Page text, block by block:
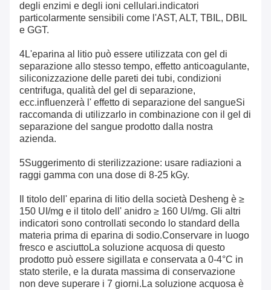
degli enzimi e degli ioni cellulari.indicatori
particolarmente sensibili come l'AST, ALT, TBIL, DBIL
e GGT.
4L'eparina al litio può essere utilizzata con gel di
separazione allo stesso tempo, effetto anticoagulante,
siliconizzazione delle pareti dei tubi, condizioni
centrifuga, qualità del gel di separazione,
ecc.influenzerà l' effetto di separazione del sangueSi
raccomanda di utilizzarlo in combinazione con il gel di
separazione del sangue prodotto dalla nostra
azienda.
5Suggerimento di sterilizzazione: usare radiazioni a
raggi gamma con una dose di 8-25 kGy.
Il titolo dell' eparina di litio della società Desheng è ≥
150 UI/mg e il titolo dell' anidro ≥ 160 UI/mg. Gli altri
indicatori sono controllati secondo lo standard della
materia prima di eparina di sodio.Conservare in luogo
fresco e asciuttoLa soluzione acquosa di questo
prodotto può essere sigillata e conservata a 0-4°C in
stato sterile, e la durata massima di conservazione
non deve superare i 7 giorni.La soluzione acquosa è